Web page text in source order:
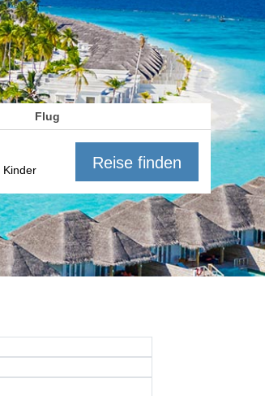
Flug
Reise finden